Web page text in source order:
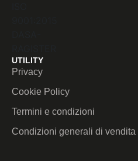
UTILITY
Privacy
Cookie Policy
Termini e condizioni
Condizioni generali di vendita